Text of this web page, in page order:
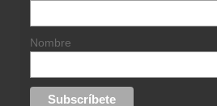
Nombre